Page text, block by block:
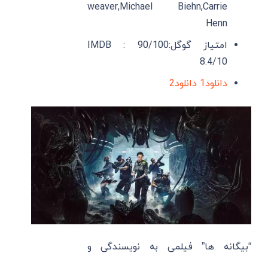
weaver,Michael Biehn,Carrie
Henn
امتیاز گوگل:90/100 IMDB :
8.4/10
دانلود1
دانلود2
“بیگانه ها” فیلمی به نویسندگی و